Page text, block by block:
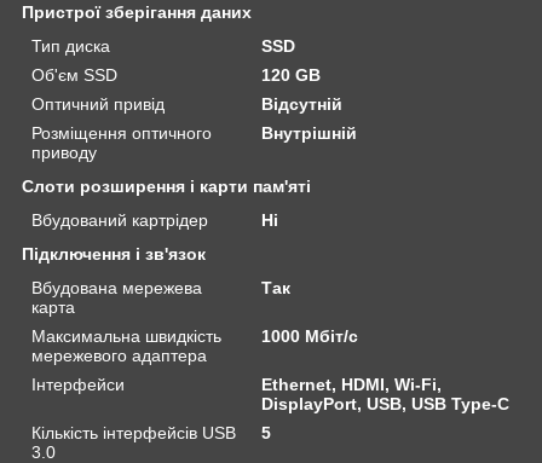
Пристрої зберігання даних
Тип диска
SSD
Об'єм SSD
120 GB
Оптичний привід
Відсутній
Розміщення оптичного
приводу
Внутрішній
Слоти розширення і карти пам'яті
Вбудований картрідер
Ні
Підключення і зв'язок
Вбудована мережева
карта
Так
Максимальна швидкість
мережевого адаптера
1000 Мбіт/с
Інтерфейси
Ethernet, HDMI, Wi-Fi,
DisplayPort, USB, USB Type-C
Кількість інтерфейсів USB
3.0
5